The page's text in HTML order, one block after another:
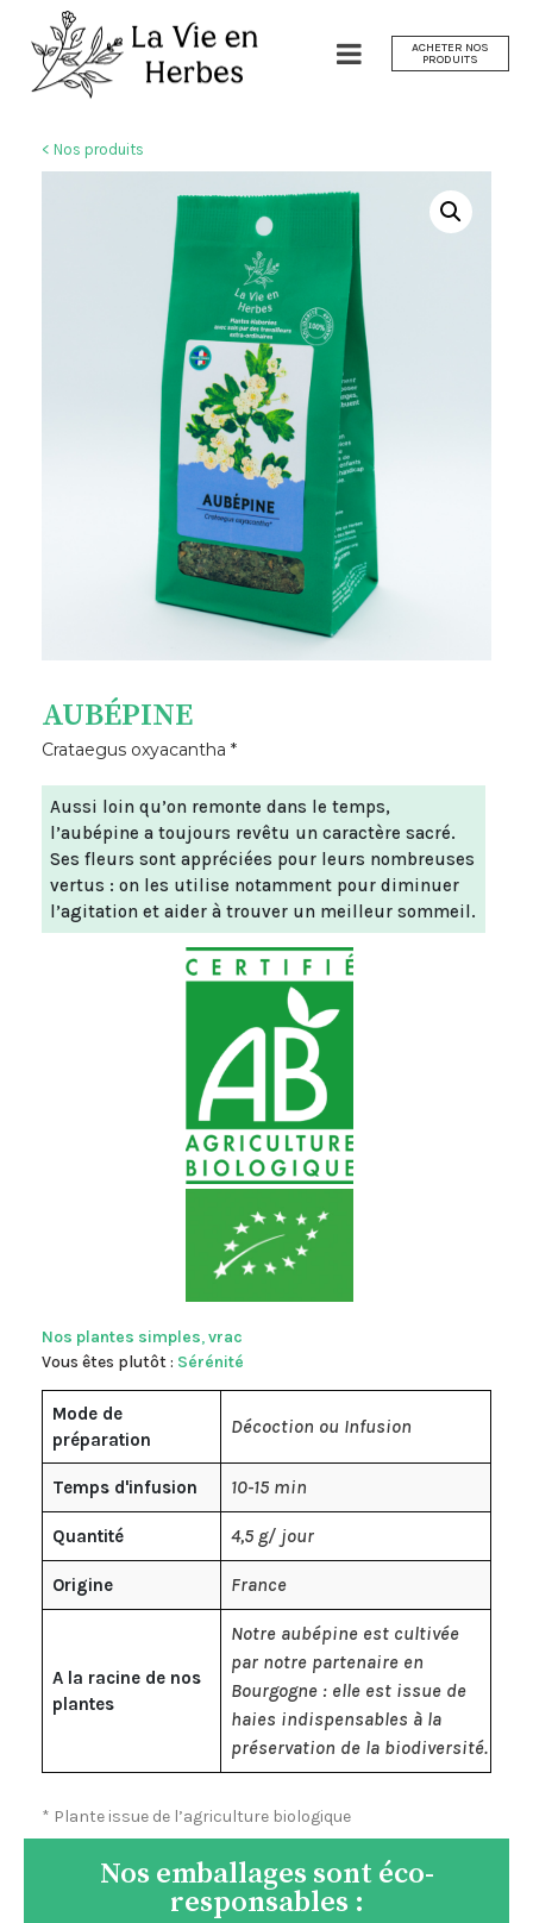
ACHETER NOS
PRODUITS
< Nos produits
AUBÉPINE
Crataegus oxyacantha *
Aussi loin qu’on remonte dans le temps,
l’aubépine a toujours revêtu un caractère sacré.
Ses fleurs sont appréciées pour leurs nombreuses
vertus : on les utilise notamment pour diminuer
l’agitation et aider à trouver un meilleur sommeil.
Nos plantes simples,vrac
Vous êtes plutôt : Sérénité
Mode de
préparation
Décoction ou Infusion
Temps d'infusion 10-15 min
Quantité 4,5 g/ jour
Origine France
A la racine de nos
plantes
Notre aubépine est cultivée
par notre partenaire en
Bourgogne : elle est issue de
haies indispensables à la
préservation de la biodiversité.
* Plante issue de l’agriculture biologique
Nos emballages sont éco-
responsables :